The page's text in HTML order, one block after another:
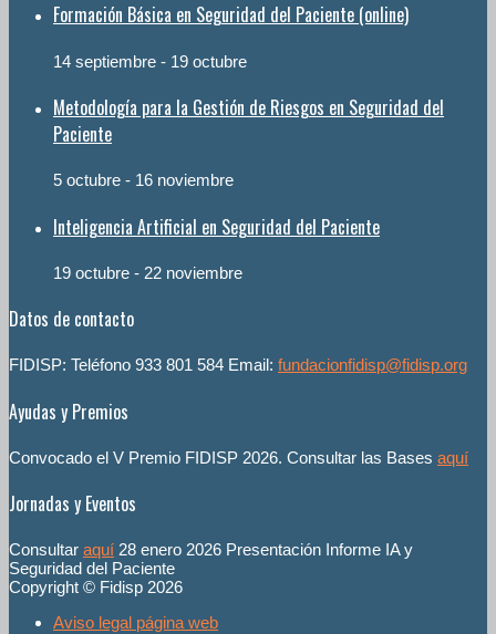
Formación Básica en Seguridad del Paciente (online)
14 septiembre - 19 octubre
Metodología para la Gestión de Riesgos en Seguridad del
Paciente
5 octubre - 16 noviembre
Inteligencia Artificial en Seguridad del Paciente
19 octubre - 22 noviembre
Datos de contacto
FIDISP: Teléfono 933 801 584 Email: fundacionfidisp@fidisp.org
Ayudas y Premios
Convocado el V Premio FIDISP 2026. Consultar las Bases aquí
Jornadas y Eventos
Consultar aquí 28 enero 2026 Presentación Informe IA y
Seguridad del Paciente
Copyright © Fidisp 2026
Aviso legal página web